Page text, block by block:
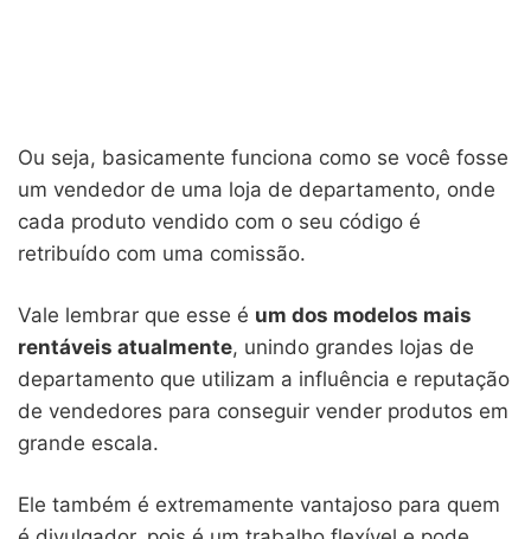
Ou seja, basicamente funciona como se você fosse
um vendedor de uma loja de departamento, onde
cada produto vendido com o seu código é
retribuído com uma comissão.
Vale lembrar que esse é um dos modelos mais
rentáveis atualmente, unindo grandes lojas de
departamento que utilizam a influência e reputação
de vendedores para conseguir vender produtos em
grande escala.
Ele também é extremamente vantajoso para quem